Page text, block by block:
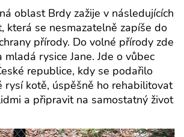
oblast Brdy zažije v následujících
která se nesmazatelně zapíše do
přírody. Do volné přírody zde
rysice Jane. Jde o vůbec
republice, kdy se podařilo
rysí kotě, úspěšně ho rehabilitovat
a připravit na samostatný život